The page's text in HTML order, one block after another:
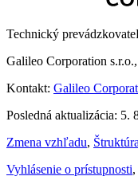
Technický
Galileo Corporation
Kontakt: Galileo
Posledná aktualizácia: 5.
Zmena vzhľadu,
Vyhlásenie o prístupnosti,